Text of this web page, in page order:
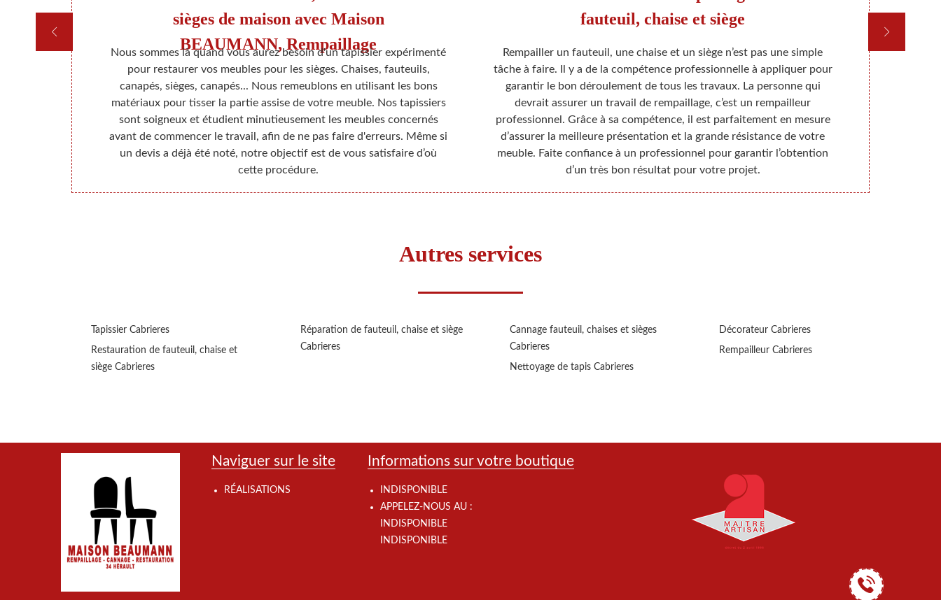
sièges de maison avec Maison
BEAUMANN, Rempaillage
Nous sommes là quand vous aurez besoin d'un tapissier expérimenté
pour restaurer vos meubles pour les sièges. Chaises, fauteuils,
canapés, sièges, canapés... Nous remeublons en utilisant les bons
matériaux pour tisser la partie assise de votre meuble. Nos tapissiers
sont soigneux et étudient minutieusement les meubles concernés
avant de commencer le travail, afin de ne pas faire d'erreurs. Même si
un devis a déjà été noté, notre objectif est de vous satisfaire d’où
cette procédure.
fauteuil, chaise et siège
Rempailler un fauteuil, une chaise et un siège n’est pas une simple
tâche à faire. Il y a de la compétence professionnelle à appliquer pour
garantir le bon déroulement de tous les travaux. La personne qui
devrait assurer un travail de rempaillage, c’est un rempailleur
professionnel. Grâce à sa compétence, il est parfaitement en mesure
d’assurer la meilleure présentation et la grande résistance de votre
meuble. Faite confiance à un professionnel pour garantir l’obtention
d’un très bon résultat pour votre projet.
Vous
Autres services
Tapissier Cabrieres
Restauration de fauteuil, chaise et
siège Cabrieres
Réparation de fauteuil, chaise et siège
Cabrieres
Cannage fauteuil, chaises et sièges
Cabrieres
Nettoyage de tapis Cabrieres
Décorateur Cabrieres
Rempailleur Cabrieres
Naviguer sur le site
RÉALISATIONS
Informations sur votre boutique
INDISPONIBLE
APPELEZ-NOUS AU :
INDISPONIBLE
INDISPONIBLE